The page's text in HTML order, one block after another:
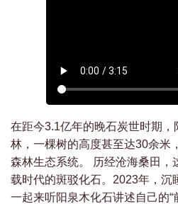
在距今3.1亿年的晚石炭世时期，
林，一棵树的高度甚至达30余米
森林生态系统。 历经沧海桑田，
载时代的斑驳化石。2023年，沉
一起来听阳泉木化石讲述自己的“